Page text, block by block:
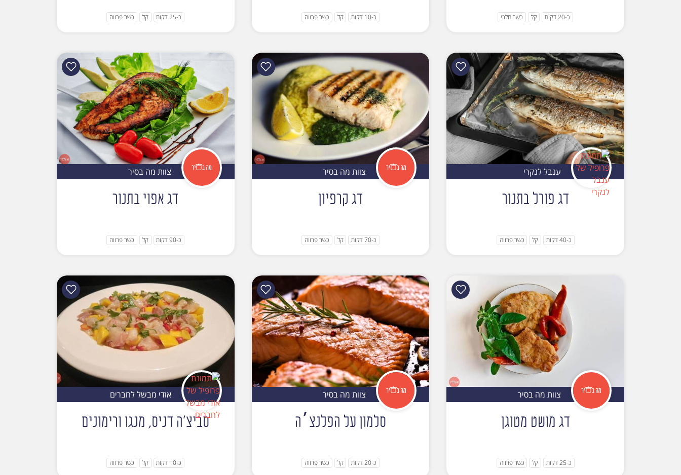
כ-20 דקות קל כשר חלבי כ-10 דקות קל כשר פרווה כ-25 דקות קל כשר פרווה
ענבל לנקרי
דג פורל בתנור
כ-40 דקות קל כשר פרווה
צוות מה בסיר
דג קרפיון
כ-70 דקות קל כשר פרווה
צוות מה בסיר
דג אפוי בתנור
כ-90 דקות קל כשר פרווה
צוות מה בסיר
דג מושט מטוגן
כ-25 דקות קל כשר פרווה
צוות מה בסיר
סלמון על הפלנצ׳ה
כ-20 דקות קל כשר פרווה
אודי מבשל לחברים
סביצ'ה דניס, מנגו ורימונים
כ-10 דקות קל כשר פרווה